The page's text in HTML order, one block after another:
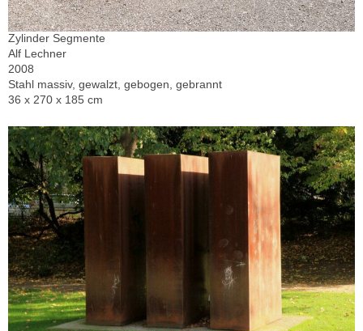
Zylinder Segmente
Alf Lechner
2008
Stahl massiv, gewalzt, gebogen, gebrannt
36 x 270 x 185 cm